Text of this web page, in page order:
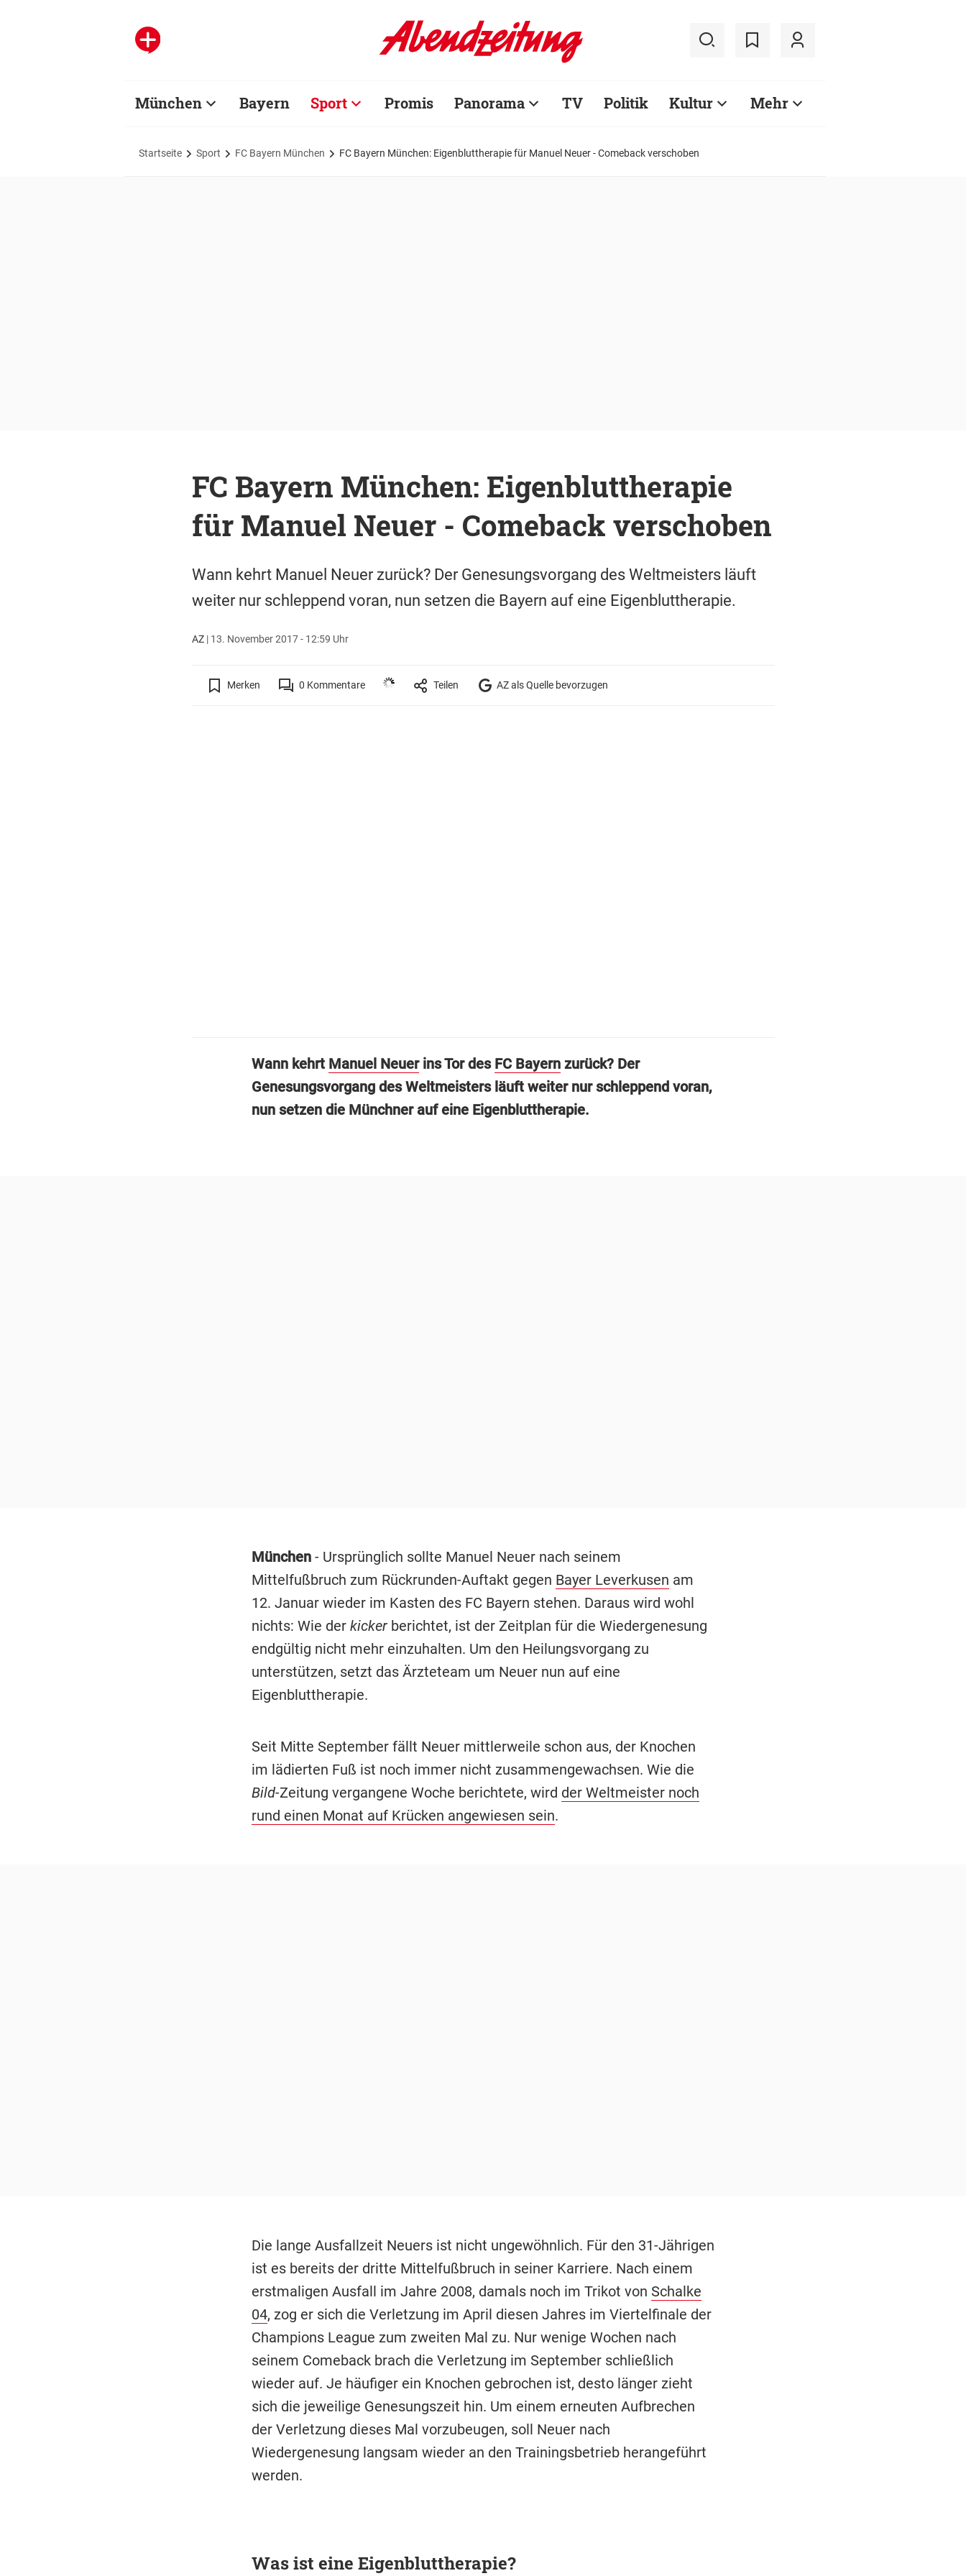
München Bayern Sport Promis Panorama TV Politik Kultur Mehr
Startseite Sport FC Bayern München FC Bayern München: Eigenbluttherapie für Manuel Neuer - Comeback verschoben
FC Bayern München: Eigenbluttherapie
für Manuel Neuer - Comeback verschoben
Wann kehrt Manuel Neuer zurück? Der Genesungsvorgang des Weltmeisters läuft
weiter nur schleppend voran, nun setzen die Bayern auf eine Eigenbluttherapie.
AZ| 13. November 2017 - 12:59 Uhr
Merken 0 Kommentare Teilen AZ als Quelle bevorzugen
Wann kehrt Manuel Neuerins Tor des FC Bayernzurück? Der
Genesungsvorgang des Weltmeisters läuft weiter nur schleppend voran,
nun setzen die Münchner auf eine Eigenbluttherapie.
München- Ursprünglich sollte Manuel Neuer nach seinem
Mittelfußbruch zum Rückrunden-Auftakt gegen Bayer Leverkusen am
12. Januar wieder im Kasten des FC Bayern stehen. Daraus wird wohl
nichts: Wie der kickerberichtet, ist der Zeitplan für die Wiedergenesung
endgültig nicht mehr einzuhalten. Um den Heilungsvorgang zu
unterstützen, setzt das Ärzteteam um Neuer nun auf eine
Eigenbluttherapie.
Seit Mitte September fällt Neuer mittlerweile schon aus, der Knochen
im lädierten Fuß ist noch immer nicht zusammengewachsen. Wie die
Bild-Zeitung vergangene Woche berichtete, wird der Weltmeister noch
rund einen Monat auf Krücken angewiesen sein.
Die lange Ausfallzeit Neuers ist nicht ungewöhnlich. Für den 31-Jährigen
ist es bereits der dritte Mittelfußbruch in seiner Karriere. Nach einem
erstmaligen Ausfall im Jahre 2008, damals noch im Trikot von Schalke
04, zog er sich die Verletzung im April diesen Jahres im Viertelfinale der
Champions League zum zweiten Mal zu. Nur wenige Wochen nach
seinem Comeback brach die Verletzung im September schließlich
wieder auf. Je häufiger ein Knochen gebrochen ist, desto länger zieht
sich die jeweilige Genesungszeit hin. Um einem erneuten Aufbrechen
der Verletzung dieses Mal vorzubeugen, soll Neuer nach
Wiedergenesung langsam wieder an den Trainingsbetrieb herangeführt
werden.
Was ist eine Eigenbluttherapie?